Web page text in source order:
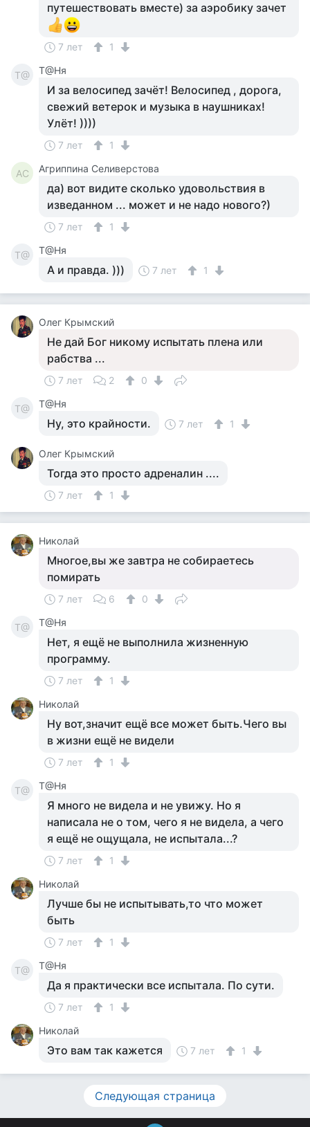
путешествовать вместе) за аэробику зачет
7 лет 1
Т@ Т@Ня
И за велосипед зачёт! Велосипед , дорога,
свежий ветерок и музыка в наушниках!
Улёт! ))))
7 лет 1
АС Агриппина Селиверстова
да) вот видите сколько удовольствия в
изведанном ... может и не надо нового?)
7 лет 1
Т@ Т@Ня
А и правда. ))) 7 лет 1
Олег Крымский
Не дай Бог никому испытать плена или
рабства ...
7 лет 2 0
Т@ Т@Ня
Ну, это крайности. 7 лет 1
Олег Крымский
Тогда это просто адреналин ....
7 лет 1
Николай
Многое,вы же завтра не собираетесь
помирать
7 лет 6 0
Т@ Т@Ня
Нет, я ещё не выполнила жизненную
программу.
7 лет
1
Николай
Ну вот,значит ещё все может быть.Чего вы
в жизни ещё не видели
7 лет 1
Т@ Т@Ня
Я много не видела и не увижу. Но я
написала не о том, чего я не видела, а чего
я ещё не ощущала, не испытала...?
7 лет
1
Николай
Лучше бы не испытывать,то что может
быть
7 лет 1
Т@ Т@Ня
Да я практически все испытала. По сути.
7 лет
1
Николай
Это вам так кажется 7 лет 1
Следующая страница